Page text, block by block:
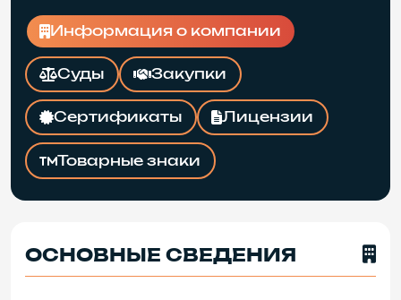
Информация о компании
Суды Закупки
Сертификаты Лицензии
Товарные знаки
ОСНОВНЫЕ СВЕДЕНИЯ